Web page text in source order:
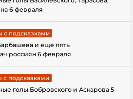
6 февраля
с подсказками
и еще пять
россиян 6 февраля
с подсказками
голы Бобровского и Аскарова 5